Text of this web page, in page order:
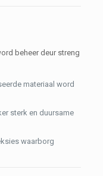
beheer deur streng
materiaal word
sterk en duursame
waarborg